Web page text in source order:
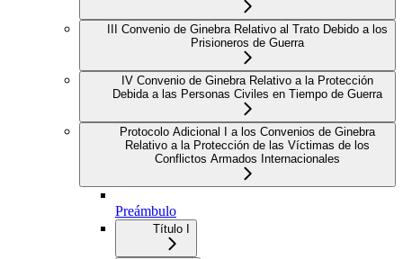
III Convenio de Ginebra Relativo al Trato Debido a los
Prisioneros de Guerra
IV Convenio de Ginebra Relativo a la Protección
Debida a las Personas Civiles en Tiempo de Guerra
Protocolo Adicional I a los Convenios de Ginebra
Relativo a la Protección de las Víctimas de los
Conflictos Armados Internacionales
Preámbulo
Título I